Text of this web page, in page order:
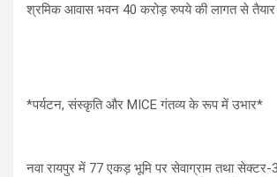
श्रमिक आवास भवन 40 करोड़ रुपये की लागत से तैयार
*पर्यटन, संस्कृति और MICE गंतव्य के रूप में उभार*
नवा रायपुर में 77 एकड़ भूमि पर सेवाग्राम तथा